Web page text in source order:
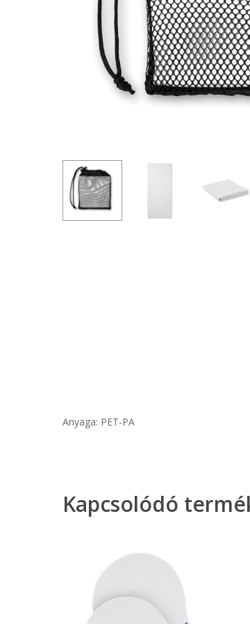
Anyaga: PET-PA
Kapcsolódó